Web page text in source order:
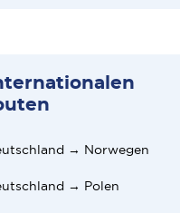
→ Norwegen
→ Polen